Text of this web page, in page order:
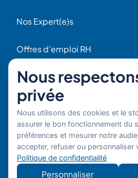
Nos Expert(e)s
Offres d’emploi RH
56 Rue Raspail
F92300 Levallois
Par email
Copyright © 2026 Boost'RH
Groupe. Tous droits réservés.
Site
Développe
Nous
privée
Nous utilisons des cookies et le
assurer le bon fonctionnement du
préférences et mesurer notre
accepter, refuser ou personnaliser
Politique de confidentialité
Personnaliser